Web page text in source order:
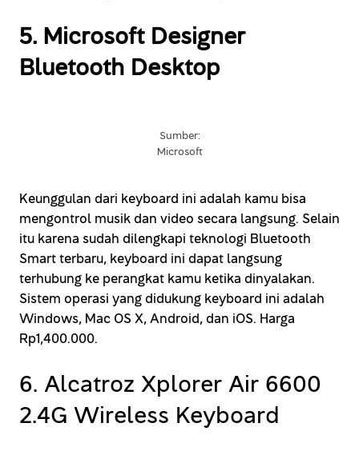
5. Microsoft Designer
Bluetooth Desktop
Sumber:
Microsoft
Keunggulan dari keyboard ini adalah kamu bisa
mengontrol musik dan video secara langsung. Selain
itu karena sudah dilengkapi teknologi Bluetooth
Smart terbaru, keyboard ini dapat langsung
terhubung ke perangkat kamu ketika dinyalakan.
Sistem operasi yang didukung keyboard ini adalah
Windows, Mac OS X, Android, dan iOS. Harga
Rp1,400.000.
6. Alcatroz Xplorer Air 6600
2.4G Wireless Keyboard